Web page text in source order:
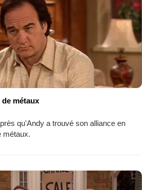
de métaux
qu'Andy a trouvé son alliance en
métaux.